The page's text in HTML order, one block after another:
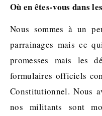
Où en êtes-vous dans
Nous sommes à un
parrainages mais ce
promesses mais les
formulaires officiels
Constitutionnel. Nous
nos militants sont